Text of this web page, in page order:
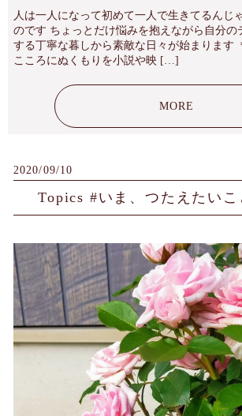
人は一人になって初めて一人で生きてるんじ
のです ちょっとだけ悩みを抱えながら自分の
する丁寧な暮しから素敵な日々が始まりま
こころにぬくもりを小説や映 […]
MORE
2020/09/10
Topics #いま、つたえたいこ